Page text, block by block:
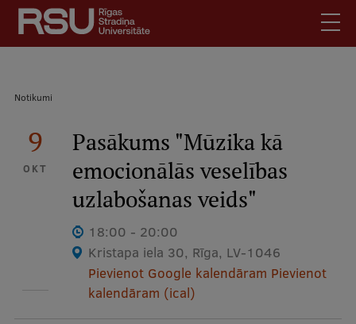
Pārlekt
galveno
saturu
Latviski
Meklēt Mobile
augšējā
izvēlne
Skolēniem
Studentiem
Absolventiem
Darba devējiem
Atpakaļceļš
Notikumi
9
OKT
Pasākums "Mūzika kā
emocionālās veselības
uzlabošanas veids"
18:00 - 20:00
Kristapa iela 30, Rīga, LV-1046
Pievienot Google kalendāram Pievienot
kalendāram (ical)